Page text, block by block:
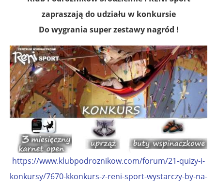
zapraszają do udziału w konkursie
Do wygrania super zestawy nagród !
https://www.klubpodroznikow.com/forum/21-quizy-i-
konkursy/7670-kkonkurs-z-reni-sport-wystarczy-by-na-